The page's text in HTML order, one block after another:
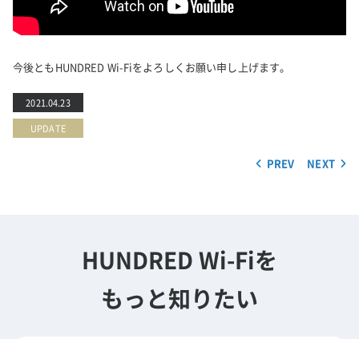
今後ともHUNDRED Wi-Fiをよろしくお願い申し上げます。
2021.04.23
UPDATE
PREV NEXT
HUNDRED Wi-Fiを
もっと知りたい